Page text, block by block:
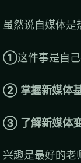
虽然说自媒体是
①这件事是自
② 掌握新媒体
③ 了解新媒体
兴趣是最好的老